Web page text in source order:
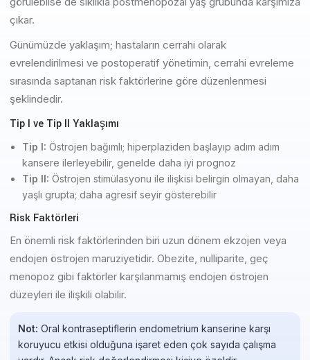
çıkar.
Günümüzde yaklaşım; hastaların cerrahi olarak
evrelendirilmesi ve postoperatif yönetimin, cerrahi evreleme
sırasında saptanan risk faktörlerine göre düzenlenmesi
şeklindedir.
Tip I ve Tip II Yaklaşımı
Tip I: Östrojen bağımlı; hiperplaziden başlayıp adım adım
kansere ilerleyebilir, genelde daha iyi prognoz
Tip II: Östrojen stimülasyonu ile ilişkisi belirgin olmayan, daha
yaşlı grupta; daha agresif seyir gösterebilir
Risk Faktörleri
En önemli risk faktörlerinden biri uzun dönem ekzojen veya
endojen östrojen maruziyetidir. Obezite, nulliparite, geç
menopoz gibi faktörler karşılanmamış endojen östrojen
düzeyleri ile ilişkili olabilir.
Not: Oral kontraseptiflerin endometrium kanserine karşı
koruyucu etkisi olduğuna işaret eden çok sayıda çalışma